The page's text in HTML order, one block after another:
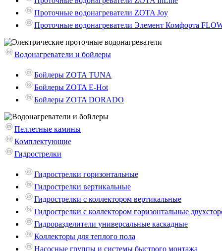
Проточные водонагреватели ZOTA Joy
Проточные водонагреватели Элемент Комфорта
Водонагреватели и бойлеры
Бойлеры ZOTA TUNA
Бойлеры ZOTA E-Hot
Бойлеры ZOTA DORADO
Пеллетные камины
Комплектующие
Гидрострелки
Гидрострелки горизонтальные
Гидрострелки вертикальные
Гидрострелки с коллектором вертикальные
Гидрострелки с коллектором горизонтальные
Гидроразделители универсальные каскадные
Коллекторы для теплого пола
Насосные группы и системы быстрого монтажа